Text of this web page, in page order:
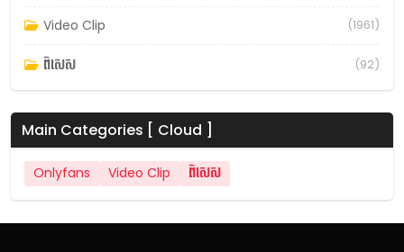
Video Clip (1961)
ពិសេស (92)
Main Categories [ Cloud ]
Onlyfans Video Clip ពិសេស